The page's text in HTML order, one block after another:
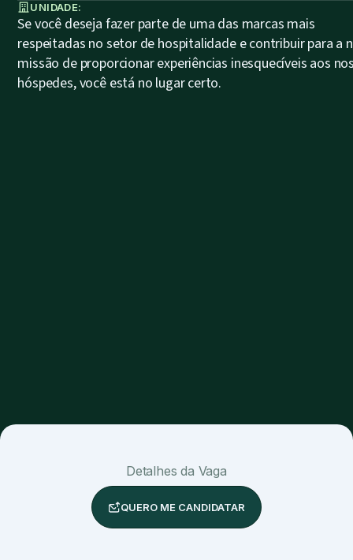
UNIDADE:
Se você deseja fazer parte de uma das marcas mais
respeitadas no setor de hospitalidade e contribuir para a
missão de proporcionar experiências inesquecíveis aos
hóspedes, você está no lugar certo.
Detalhes da Vaga
QUERO ME CANDIDATAR